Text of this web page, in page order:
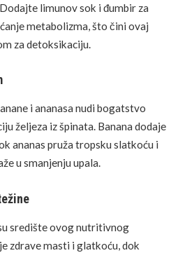
limunov sok i đumbir za
metabolizma, što čini ovaj
za detoksikaciju.
i ananasa nudi bogatstvo
željeza iz špinata. Banana dodaje
ananas pruža tropsku slatkoću i
u smanjenju upala.
središte ovog nutritivnog
zdrave masti i glatkoću, dok